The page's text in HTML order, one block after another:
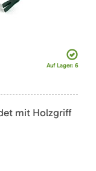
Auf Lager: 6
mit Holzgriff